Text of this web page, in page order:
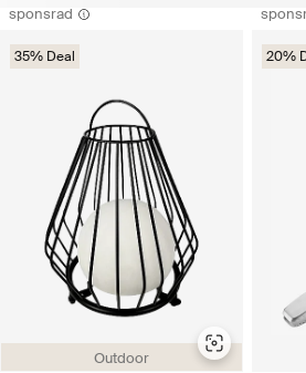
sponsrad
Outdoor
35% Deal 20%